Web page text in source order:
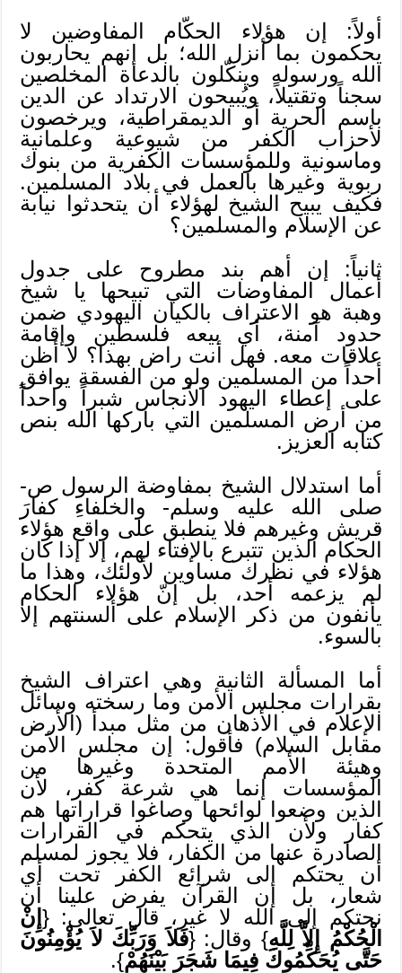
أولاً: إن هؤلاء الحكّام المفاوضين لا
يحكمون بما أنزل الله؛ بل إنهم يحاربون
الله ورسوله وينكّلون بالدعاة المخلصين
سجناً وتقتيلاً، ويُبيحون الارتداد عن الدين
باسم الحرية أو الديمقراطية، ويرخصون
لأحزاب الكفر من شيوعية وعلمانية
وماسونية وللمؤسسات الكفرية من بنوك
ربوية وغيرها بالعمل في بلاد المسلمين.
فكيف يبيح الشيخ لهؤلاء أن يتحدثوا نيابة
عن الإسلام والمسلمين؟
ثانياً: إن أهم بند مطروح على جدول
أعمال المفاوضات التي تبيحها يا شيخ
وهبة هو الاعتراف بالكيان اليهودي ضمن
حدود آمنة، أي بيعه فلسطين وإقامة
علاقات معه. فهل أنت راض بهذا؟ لا أظن
أحداً من المسلمين ولو من الفسقة يوافق
على إعطاء اليهود الأنجاس شبراً واحداً
من أرض المسلمين التي باركها الله بنص
كتابه العزيز.
أما استدلال الشيخ بمفاوضة الرسول ص-
صلى الله عليه وسلم- والخلفاءِ كفارَ
قريش وغيرهم فلا ينطبق على واقع هؤلاء
الحكام الذين تتبرع بالإفتاء لهم، إلا إذا كان
هؤلاء في نظرك مساوين لأولئك، وهذا ما
لم يزعمه أحد، بل إنّ هؤلاء الحكام
يأنفون من ذكر الإسلام على ألسنتهم إلا
بالسوء.
أما المسألة الثانية وهي اعتراف الشيخ
بقرارات مجلس الأمن وما رسخته وسائل
الإعلام في الأذهان من مثل مبدأ (الأرض
مقابل السلام) فأقول: إن مجلس الأمن
وهيئة الأمم المتحدة وغيرها من
المؤسسات إنما هي شرعة كفر، لأن
الذين وضعوا لوائحها وصاغوا قراراتها هم
كفار ولأن الذي يتحكم في القرارات
الصادرة عنها من الكفار، فلا يجوز لمسلم
أن يحتكم إلى شرائع الكفر تحت أي
شعار، بل إن القرآن يفرض علينا أن
نحتكم إلى الله لا غير، قال تعالى: {إِنْ
الْحُكْمُ إِلاَّ لِلَّهِ} وقال: {فَلاَ وَرَبِّكَ لاَ يُؤْمِنُونَ
حَتَّى يُحَكِّمُوكَ فِيمَا شَجَرَ بَيْنَهُمْ}.